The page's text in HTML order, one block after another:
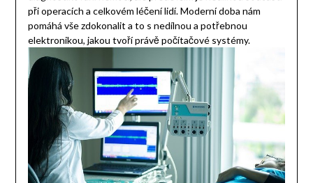
při operacích a celkovém léčení lidí. Moderní doba nám
pomáhá vše zdokonalit a to s nedílnou a potřebnou
elektronikou, jakou tvoří právě počítačové systémy.